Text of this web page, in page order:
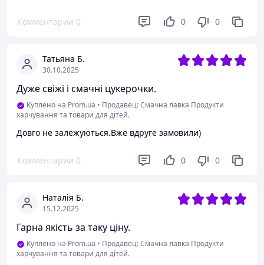
соковитий, зовсім не пересушений і з приємною
легкою кислинкою. -Справжній горішок!🥜 Всередині
волоського горіха. Поєднання просто королівське!
-Якість глазурі.🍫 Шоколадне покриття ніжне, не
приторне і чудово доповнює начинку. Кілограмова
упаковка — це мега-зручно! 🙌 Вистачає і самій з кавою
порелаксувати ☕✨, і гостей пригостити. Цукерки дуже
ситні, тому однієї-двох цілком достатньо, щоб
(ну, майже 😜). Кожна цукерка в індивідуальній
шоколадом і сухофруктами. Рекомендую щиро! Буду
Преимущества
Недостатки
Недоліки не помітила
Комментарии 0 0 0
Татьяна Б.
30.10.2025
Дуже свіжі і смачні цукерочки.
Куплено на Prom.ua • Продавец: Смачна лавка Продукти
харчування та товари для дітей.
Довго не залежуються.Вже вдруге замовили)
Комментарии 0 0 0
Наталія Б.
15.12.2025
Гарна якість за таку ціну.
Куплено на Prom.ua • Продавец: Смачна лавка Продукти
харчування та товари для дітей.